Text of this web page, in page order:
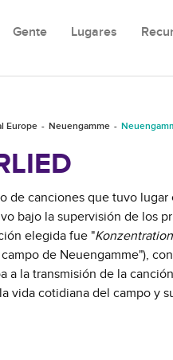
Gente Lugares
Europe Neuengamme
de canciones que tuvo
bajo la supervisión de los
elegida fue "
de Neuengamme"),
la transmisión de la
vida cotidiana del campo y